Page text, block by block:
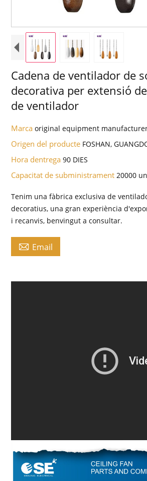
Cadena de ventilador de
decorativa per extensió
de ventilador
Marcaoriginal equipment
Origen del producte FOSHAN,
Hora dentrega90 DIES
Capacitat de subministrament 20000
Tenim una fàbrica exclusiva de
decoratius, una gran experiència
i recanvis, benvingut a consultar.
 Email